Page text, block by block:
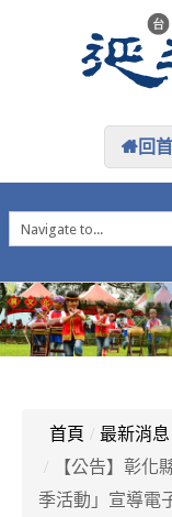
回
首頁 / 最新消息
/
【公告】彰化
季活動」宣導電